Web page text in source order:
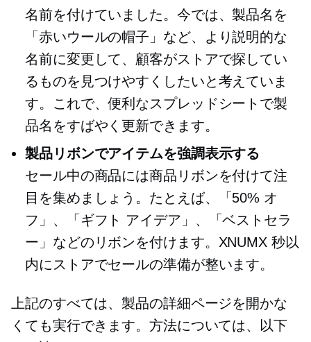
名前を付けていました。今では、製品名を
「赤いウールの帽子」など、より説明的な
名前に変更して、顧客がストアで探してい
るものを見つけやすくしたいと考えていま
す。これで、便利なスプレッドシートで製
品名をすばやく更新できます。
製品リボンでアイテムを強調表示する
セール中の商品には商品リボンを付けて注
目を集めましょう。たとえば、「50% オ
フ」、「ギフト アイデア」、「ベストセラ
ー」などのリボンを付けます。XNUMX 秒以
内にストアでセールの準備が整います。
上記のすべては、製品の詳細ページを開かな
くても実行できます。方法については、以下